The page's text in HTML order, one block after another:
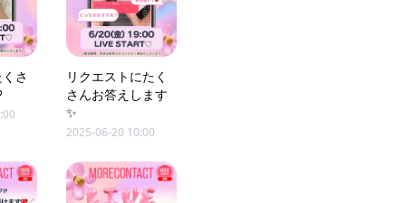
さ
リクエストにたく
さんお答えします
✨
2025-06-20 10:00